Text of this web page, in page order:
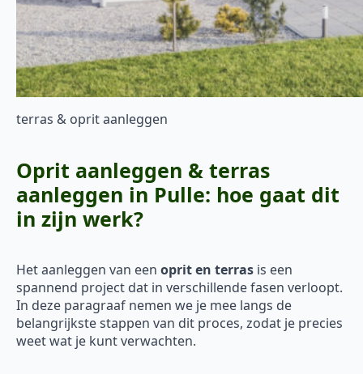
terras & oprit aanleggen
Oprit aanleggen & terras
aanleggen in Pulle: hoe gaat dit
in zijn werk?
Het aanleggen van een oprit en terras is een
spannend project dat in verschillende fasen verloopt.
In deze paragraaf nemen we je mee langs de
belangrijkste stappen van dit proces, zodat je precies
weet wat je kunt verwachten.